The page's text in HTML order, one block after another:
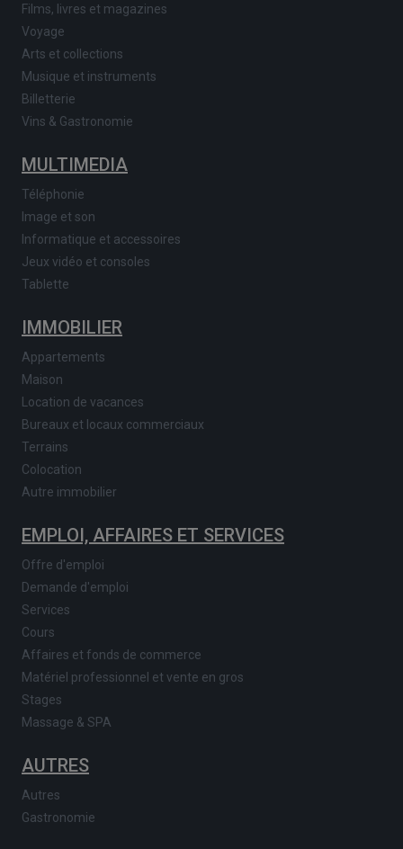
Films, livres et magazines
Voyage
Arts et collections
Musique et instruments
Billetterie
Vins & Gastronomie
MULTIMEDIA
Téléphonie
Image et son
Informatique et accessoires
Jeux vidéo et consoles
Tablette
IMMOBILIER
Appartements
Maison
Location de vacances
Bureaux et locaux commerciaux
Terrains
Colocation
Autre immobilier
EMPLOI, AFFAIRES ET SERVICES
Offre d'emploi
Demande d'emploi
Services
Cours
Affaires et fonds de commerce
Matériel professionnel et vente en gros
Stages
Massage & SPA
AUTRES
Autres
Gastronomie